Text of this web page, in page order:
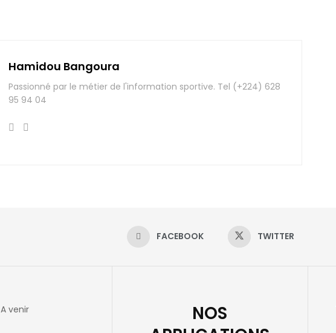
Hamidou Bangoura
Passionné par le métier de l'information sportive. Tel (+224) 628
95 94 04
FACEBOOK TWITTER
A venir
NOS